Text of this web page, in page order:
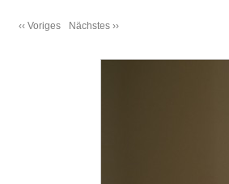
‹‹ Voriges Nächstes ››